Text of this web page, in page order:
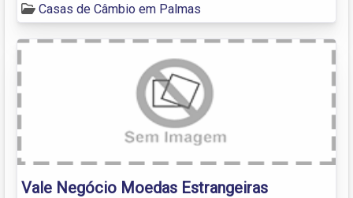
Casas de Câmbio em Palmas
Vale Negócio Moedas Estrangeiras